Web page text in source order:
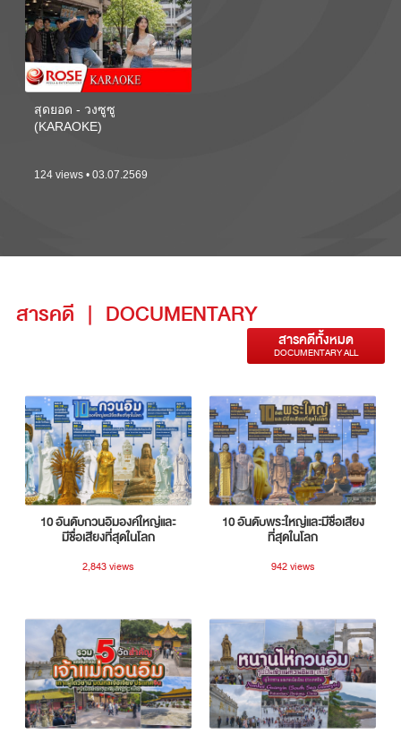
สุดยอด - วงซูซู
(KARAOKE)
124 views • 03.07.2569
สารคดี | DOCUMENTARY
สารคดีทั้งหมด
DOCUMENTARY ALL
10 อันดับกวนอิมองค์ใหญ่และ
มีชื่อเสียงที่สุดในโลก
2,843 views
10 อันดับพระใหญ่และมีชื่อเสียง
ที่สุดในโลก
942 views